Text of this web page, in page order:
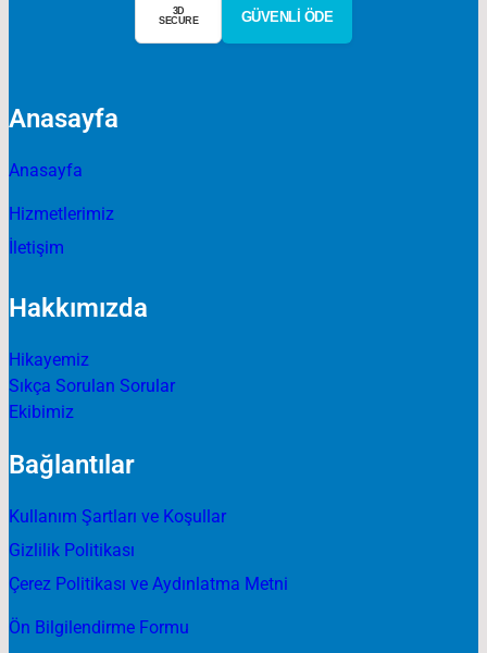
3D
SECURE
GÜVENLİ ÖDE
Anasayfa
Anasayfa
Hizmetlerimiz
İletişim
Hakkımızda
Hikayemiz
Sıkça Sorulan Sorular
Ekibimiz
Bağlantılar
Kullanım Şartları ve Koşullar
Gizlilik Politikası
Çerez Politikası ve Aydınlatma Metni
Ön Bilgilendirme Formu